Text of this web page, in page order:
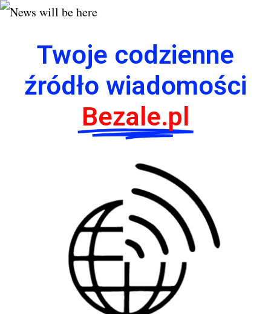
Twoje codzienne
źródło wiadomości
Bezale.pl